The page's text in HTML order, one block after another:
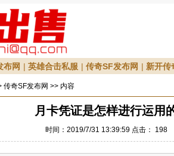
布网 | 英雄合击私服 | 传奇SF发布网 | 新开传
传奇SF发布网 >> 内容
月卡凭证是怎样进行运用
时间：2019/7/31 13:39:59 点击： 198